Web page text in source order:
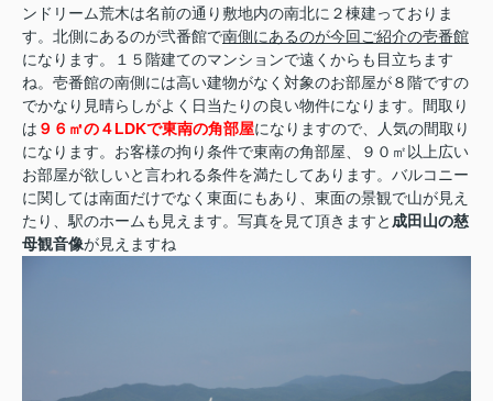
ンドリーム荒木は名前の通り敷地内の南北に２棟建っておりま
す。北側にあるのが弐番館で南側にあるのが今回ご紹介の壱番館
になります。１５階建てのマンションで遠くからも目立ちます
ね。壱番館の南側には高い建物がなく対象のお部屋が８階ですの
でかなり見晴らしがよく日当たりの良い物件になります。間取り
は ９６㎡の４LDKで東南の角部屋になりますので、人気の間取り
になります。お客様の拘り条件で東南の角部屋、９０㎡以上広い
お部屋が欲しいと言われる条件を満たしてあります。バルコニー
に関しては南面だけでなく東面にもあり、東面の景観で山が見え
たり、駅のホームも見えます。写真を見て頂きますと 成田山の慈
母観音像が見えますね